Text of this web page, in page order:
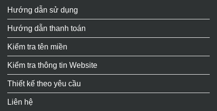
Hướng dẫn sử dụng
Hướng dẫn thanh toán
Kiểm tra tên miền
Kiểm tra thông tin Website
Thiết kế theo yêu cầu
Liên hệ